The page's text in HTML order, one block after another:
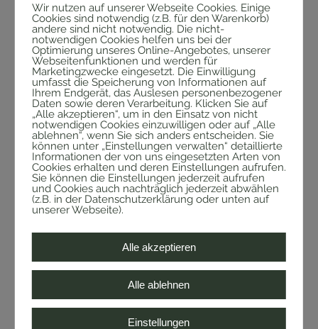
Wir nutzen auf unserer Webseite Cookies. Einige
Cookies sind notwendig (z.B. für den Warenkorb)
andere sind nicht notwendig. Die nicht-
notwendigen Cookies helfen uns bei der
Optimierung unseres Online-Angebotes, unserer
Webseitenfunktionen und werden für
Marketingzwecke eingesetzt. Die Einwilligung
umfasst die Speicherung von Informationen auf
Ihrem Endgerät, das Auslesen personenbezogener
Daten sowie deren Verarbeitung. Klicken Sie auf
„Alle akzeptieren“, um in den Einsatz von nicht
notwendigen Cookies einzuwilligen oder auf „Alle
ablehnen“, wenn Sie sich anders entscheiden. Sie
können unter „Einstellungen verwalten“ detaillierte
Informationen der von uns eingesetzten Arten von
Cookies erhalten und deren Einstellungen aufrufen.
Sie können die Einstellungen jederzeit aufrufen
und Cookies auch nachträglich jederzeit abwählen
(z.B. in der Datenschutzerklärung oder unten auf
unserer Webseite).
Alle akzeptieren
Alle ablehnen
Einstellungen